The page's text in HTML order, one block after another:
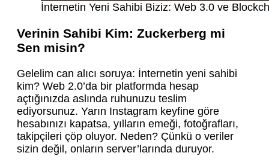
İnternetin Yeni Sahibi Biziz: Web 3.0 ve
Verinin Sahibi Kim: Zuckerberg mi
Sen misin?
Gelelim can alıcı soruya: İnternetin yeni sahibi
kim? Web 2.0’da bir platformda hesap
açtığınızda aslında ruhunuzu teslim
ediyorsunuz. Yarın Instagram keyfine göre
hesabınızı kapatsa, yılların emeği, fotoğrafları,
takipçileri çöp oluyor. Neden? Çünkü o veriler
sizin değil, onların server’larında duruyor.